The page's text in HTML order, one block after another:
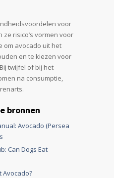
voor
risico’s vormen voor
om avocado uit het
en te kiezen voor
twijfel of bij het
na consumptie,
bronnen
Avocado (Persea
Can Dogs Eat
Avocado?